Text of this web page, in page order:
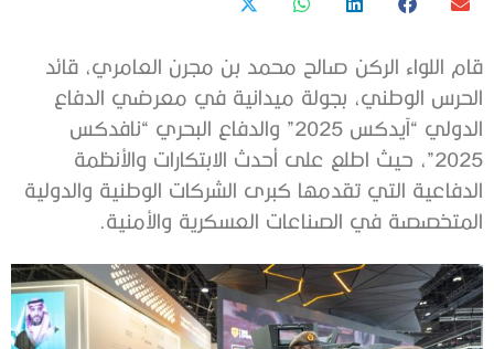
قام اللواء الركن صالح محمد بن مجرن العامري، قائد
الحرس الوطني، بجولة ميدانية في معرضي الدفاع
الدولي “آيدكس 2025” والدفاع البحري “نافدكس
2025”، حيث اطلع على أحدث الابتكارات والأنظمة
الدفاعية التي تقدمها كبرى الشركات الوطنية والدولية
المتخصصة في الصناعات العسكرية والأمنية.